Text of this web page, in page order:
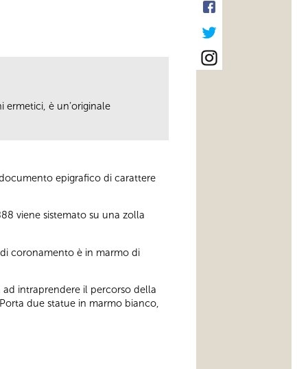
ermetici, è un’originale
epigrafico di carattere
viene sistemato su una zolla
coronamento è in marmo di
intraprendere il percorso della
due statue in marmo bianco,